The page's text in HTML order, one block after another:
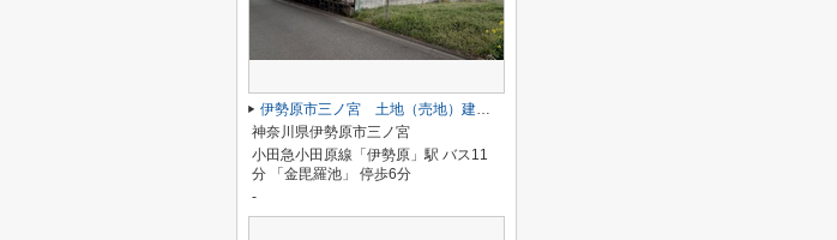
伊勢原市三ノ宮 土地（売地）建築条件なし
神奈川県伊勢原市三ノ宮
小田急小田原線「伊勢原」駅 バス11
分 「金毘羅池」 停歩6分
-